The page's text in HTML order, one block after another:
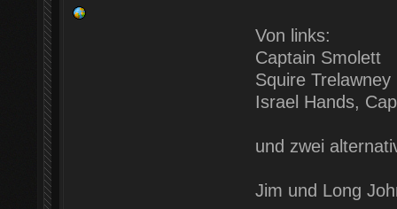
Von links:
Captain Smolett
Squire Trelawney
Israel Hands,
und zwei
Jim und Long